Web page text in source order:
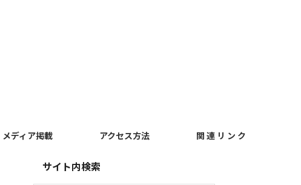
メディア掲載 アクセス方法 関 連 リ ン ク
サイト内検索